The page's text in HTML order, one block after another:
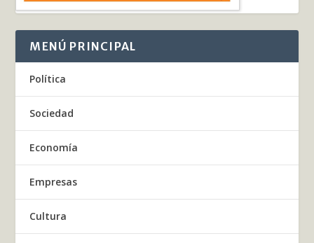
MENÚ PRINCIPAL
Política
Sociedad
Economía
Empresas
Cultura